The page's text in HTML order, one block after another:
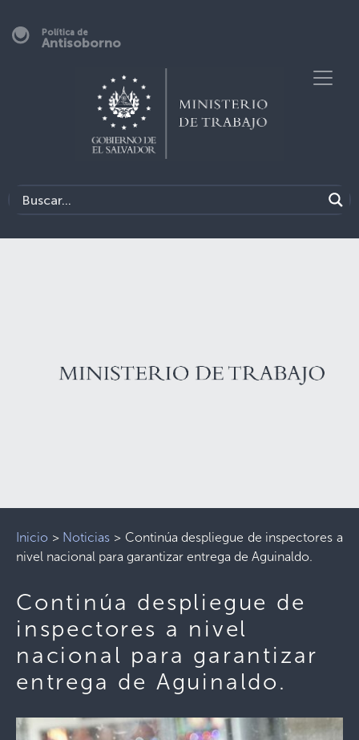
Política de
Antisoborno
Inicio > Noticias > Continúa despliegue de inspectores a
nivel nacional para garantizar entrega de Aguinaldo.
Continúa despliegue de
inspectores a nivel
nacional para garantizar
entrega de Aguinaldo.